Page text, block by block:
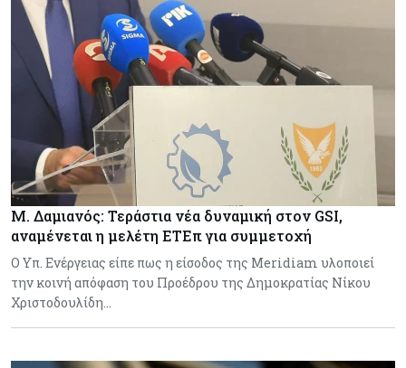
Μ. Δαμιανός: Τεράστια νέα δυναμική στον GSI,
αναμένεται η μελέτη ΕΤΕπ για συμμετοχή
Ο Υπ. Ενέργειας είπε πως η είσοδος της Meridiam υλοποιεί
την κοινή απόφαση του Προέδρου της Δημοκρατίας Νίκου
Χριστοδουλίδη…